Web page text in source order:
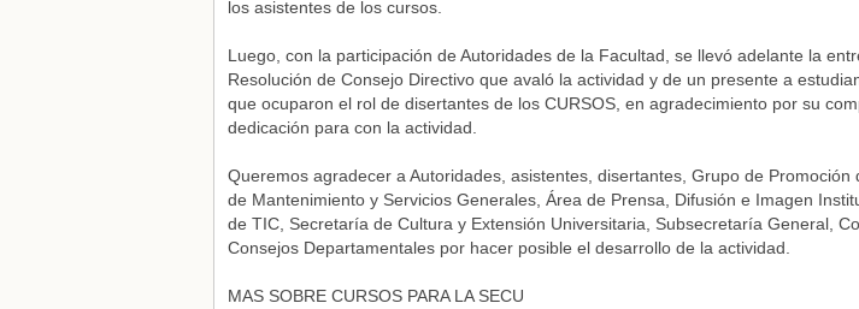
los asistentes de los cursos.
Luego, con la participación de Autoridades de la Facultad, se llevó adelante la
Resolución de Consejo Directivo que avaló la actividad y de un presente a
que ocuparon el rol de disertantes de los CURSOS, en agradecimiento por su
dedicación para con la actividad.
Queremos agradecer a Autoridades, asistentes, disertantes, Grupo de Promoción
de Mantenimiento y Servicios Generales, Área de Prensa, Difusión e Imagen
de TIC, Secretaría de Cultura y Extensión Universitaria, Subsecretaría General,
Consejos Departamentales por hacer posible el desarrollo de la actividad.
MAS SOBRE CURSOS PARA LA SECU